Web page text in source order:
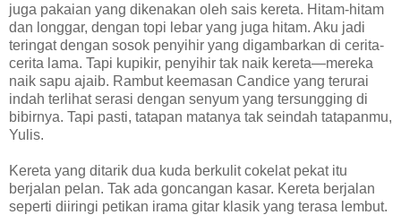
juga pakaian yang dikenakan oleh sais kereta. Hitam-hitam
dan longgar, dengan topi lebar yang juga hitam. Aku jadi
teringat dengan sosok penyihir yang digambarkan di cerita-
cerita lama. Tapi kupikir, penyihir tak naik kereta—mereka
naik sapu ajaib. Rambut keemasan Candice yang terurai
indah terlihat serasi dengan senyum yang tersungging di
bibirnya. Tapi pasti, tatapan matanya tak seindah tatapanmu,
Yulis.
Kereta yang ditarik dua kuda berkulit cokelat pekat itu
berjalan pelan. Tak ada goncangan kasar. Kereta berjalan
seperti diiringi petikan irama gitar klasik yang terasa lembut.